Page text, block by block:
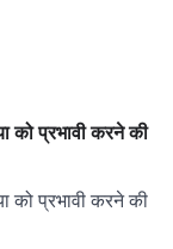
को प्रभावी करने की
को प्रभावी करने की